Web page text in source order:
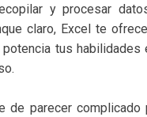
y procesar
claro, Excel te
tus habilidades
de parecer complicado